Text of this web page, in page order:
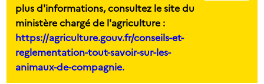
plus d'informations, consultez le site du
ministère chargé de l'agriculture :
https://agriculture.gouv.fr/conseils-et-
reglementation-tout-savoir-sur-les-
animaux-de-compagnie.